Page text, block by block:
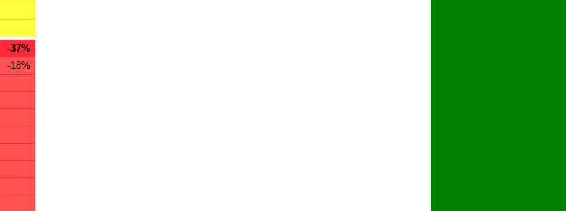
-37%
-18%